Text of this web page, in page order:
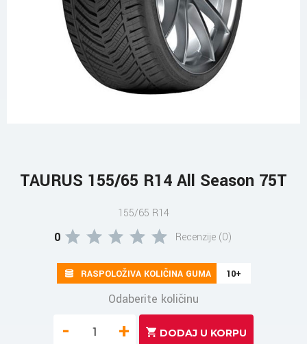
TAURUS 155/65 R14 All Season 75T
155/65 R14
0 Recenzije (0)
RASPOLOŽIVA KOLIČINA GUMA 10+
Odaberite količinu
- +